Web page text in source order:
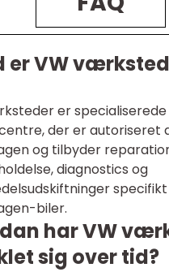
er VW
er specialiserede
der er autoriseret
og tilbyder
diagnostics og
biler.
har VW
sig over tid?